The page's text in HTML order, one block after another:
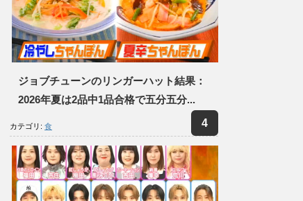
ジョブチューンのリンガーハット結果：
2026年夏は2品中1品合格で五分五分...
カテゴリ: 食